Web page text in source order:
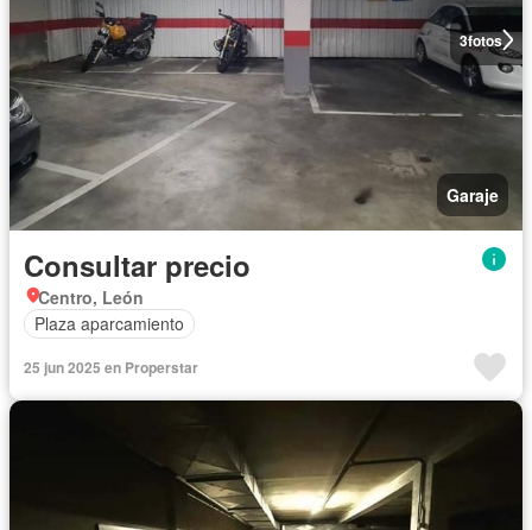
3fotos
Garaje
Consultar precio
Centro, León
Plaza aparcamiento
25 jun 2025 en Properstar